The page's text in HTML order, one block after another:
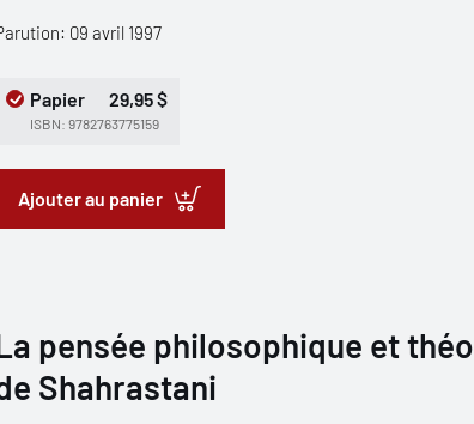
09 avril 1997
Papier 29,95 $
ISBN: 9782763775159
Ajouter au panier
pensée philosophique et
Shahrastani